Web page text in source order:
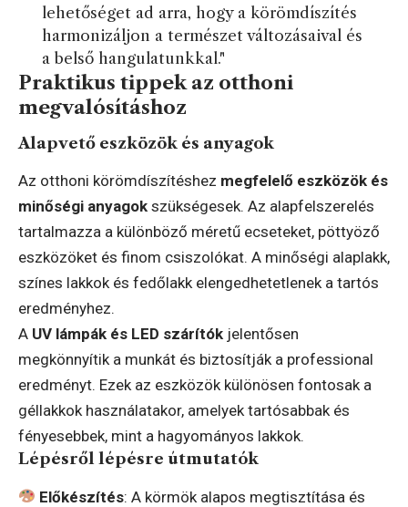
lehetőséget ad arra, hogy a körömdíszítés
harmonizáljon a természet változásaival és
a belső hangulatunkkal."
Praktikus tippek az otthoni
megvalósításhoz
Alapvető eszközök és anyagok
Az otthoni körömdíszítéshez megfelelő eszközök és
minőségi anyagok szükségesek. Az alapfelszerelés
tartalmazza a különböző méretű ecseteket, pöttyöző
eszközöket és finom csiszolókat. A minőségi alaplakk,
színes lakkok és fedőlakk elengedhetetlenek a tartós
eredményhez.
A UV lámpák és LED szárítók jelentősen
megkönnyítik a munkát és biztosítják a professional
eredményt. Ezek az eszközök különösen fontosak a
géllakkok használatakor, amelyek tartósabbak és
fényesebbek, mint a hagyományos lakkok.
Lépésről lépésre útmutatók
Előkészítés: A körmök alapos megtisztítása és